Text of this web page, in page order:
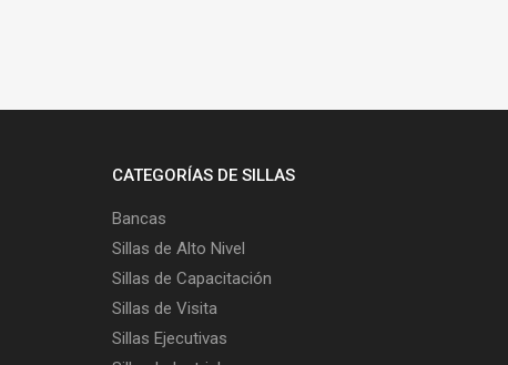
CATEGORÍAS DE SILLAS
Bancas
Sillas de Alto Nivel
Sillas de Capacitación
Sillas de Visita
Sillas Ejecutivas